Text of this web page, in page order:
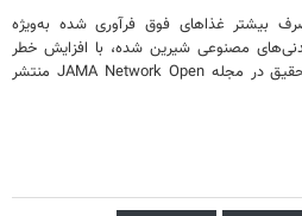
بیشتر غذاهای فوق فرآوری‌ شده به‌ویژه
مصنوعی شیرین شده، با افزایش خطر
افسردگی مرتبط است. نتایج این تحقیق در مجله JAMA Network Open منتشر